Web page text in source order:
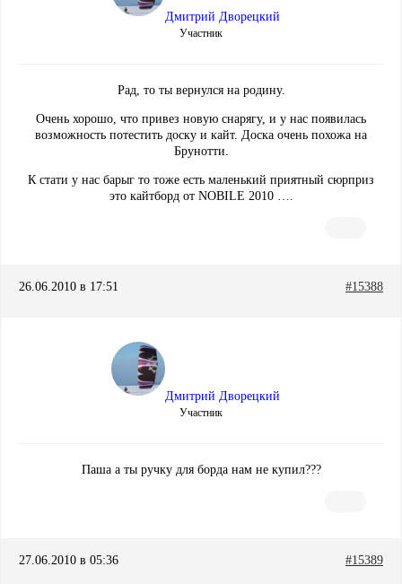
Дмитрий Дворецкий
Участник
Рад, то ты вернулся на родину.
Очень хорошо, что привез новую снарягу, и у нас появилась
возможность потестить доску и кайт. Доска очень похожа на
Брунотти.
К стати у нас барыг то тоже есть маленький приятный сюрприз
это кайтборд от NOBILE 2010 ….
26.06.2010 в 17:51 #15388
Дмитрий Дворецкий
Участник
Паша а ты ручку для борда нам не купил???
27.06.2010 в 05:36 #15389